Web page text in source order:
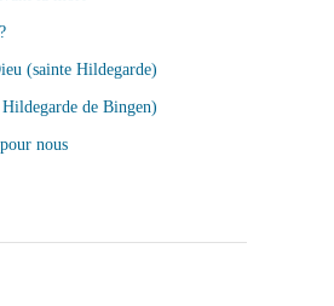
(sainte Hildegarde)
de Bingen)
nous